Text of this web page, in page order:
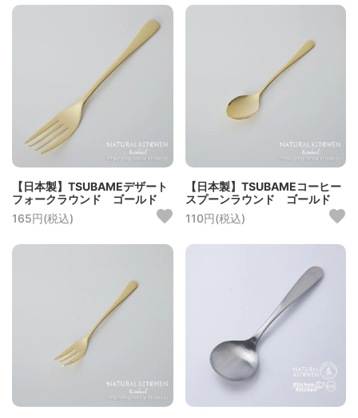
【日本製】TSUBAMEデザート
フォークラウンド ゴールド
165円(税込)
【日本製】TSUBAMEコーヒー
スプーンラウンド ゴールド
110円(税込)